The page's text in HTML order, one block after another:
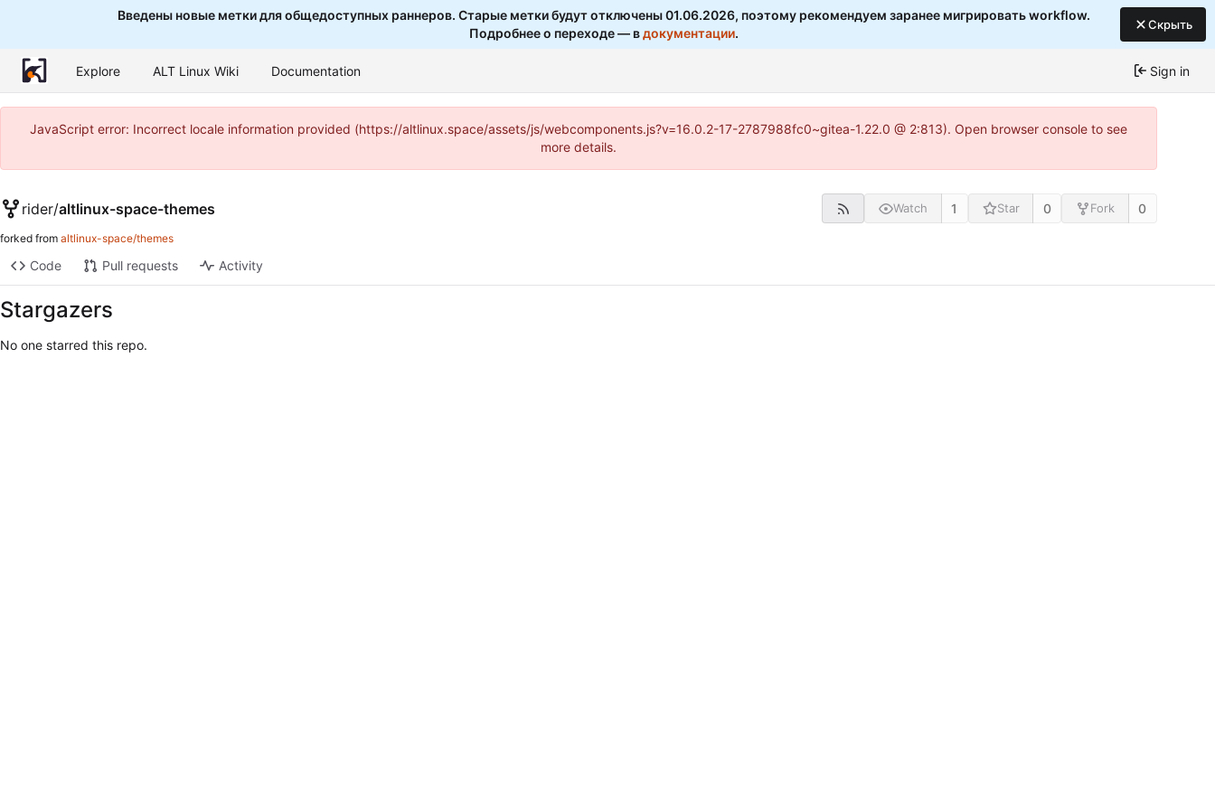
Введены новые метки для общедоступных раннеров. Старые метки будут отключены 01.06.2026, поэтому рекомендуем заранее мигрировать workflow.
Подробнее о переходе — вдокументации.
Скрыть
Explore ALT Linux Wiki Documentation Sign in
JavaScript error: Incorrect locale information provided (https://altlinux.space/assets/js/webcomponents.js?v=16.0.2-17-2787988fc0~gitea-1.22.0 @ 2:813). Open browser console to see
more details.
rider/altlinux-space-themes Watch 1 Star 0 Fork 0
forked from altlinux-space/themes
Code Pull requests Activity
Stargazers
No one starred this repo.